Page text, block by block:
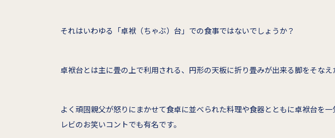
それはいわゆる「卓袱（ちゃぶ）台」での食事ではないでしょうか？
卓袱台とは主に畳の上で利用される、円形の天板に折り畳みが出来る脚をそなえ
よく頑固親父が怒りにまかせて食卓に並べられた料理や食器とともに卓袱台を
レビのお笑いコントでも有名です。